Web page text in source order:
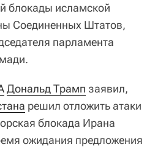
блокады исламской
Соединенных Штатов,
парламента
Дональд Трамп заявил,
решил отложить атаки
блокада Ирана
ожидания предложения